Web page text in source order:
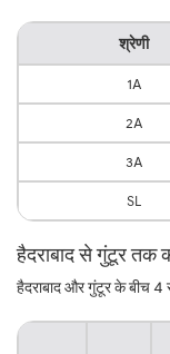
श्रेणी
1A
2A
3A
SL
हैदराबाद से गुंटूर तक
हैदराबाद और गुंटूर के बीच 4